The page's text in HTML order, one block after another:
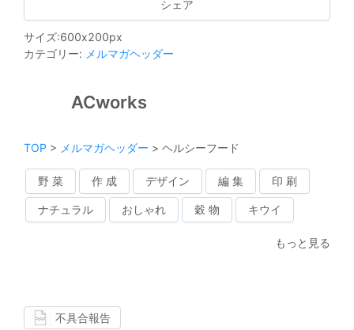
シェア
サイズ:600x200px
カテゴリー: メルマガヘッダー
ACworks
TOP > メルマガヘッダー > ヘルシーフード
野 菜 作 成 デザイン 編 集 印 刷
ナチュラル おしゃれ 穀 物 キウイ
もっと見る
不具合報告